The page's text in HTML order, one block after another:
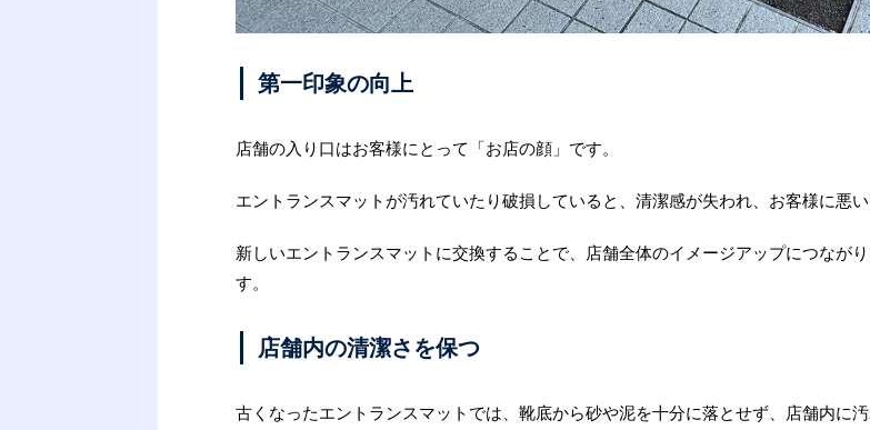
第一印象の向上
店舗の入り口はお客様にとって「お店の顔」です。
エントランスマットが汚れていたり破損していると、清潔感が失われ、お客様に悪い
新しいエントランスマットに交換することで、店舗全体のイメージアップにつなが
す。
店舗内の清潔さを保つ
古くなったエントランスマットでは、靴底から砂や泥を十分に落とせず、店舗内に